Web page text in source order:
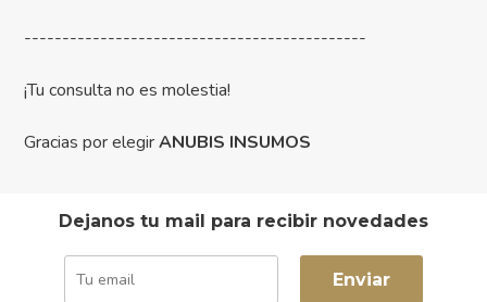
---------------------------------------------
¡Tu consulta no es molestia!
Gracias por elegirANUBIS INSUMOS
Dejanos tu mail para recibir novedades
Enviar